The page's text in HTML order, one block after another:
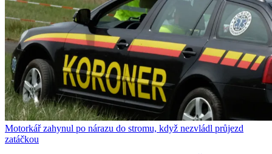
Motorkář zahynul po nárazu do stromu, když nezvládl průjezd
zatáčkou